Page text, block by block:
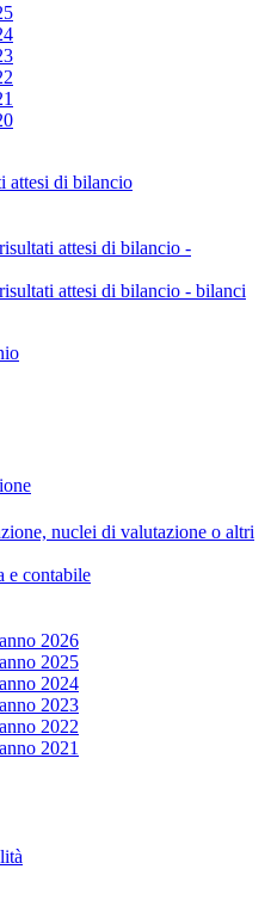
attesi di bilancio
attesi di bilancio -
attesi di bilancio - bilanci
nuclei di valutazione o altri
e contabile
2026
2025
2024
2023
2022
2021